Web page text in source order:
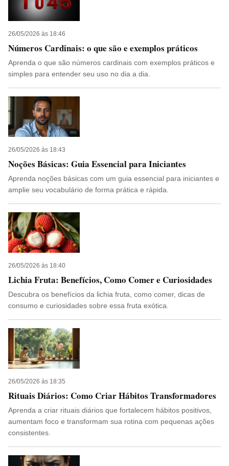
26/05/2026 às 18:46
Números Cardinais: o que são e exemplos práticos
Aprenda o que são números cardinais com exemplos práticos e
simples para entender seu uso no dia a dia.
26/05/2026 às 18:43
Noções Básicas: Guia Essencial para Iniciantes
Aprenda noções básicas com um guia essencial para iniciantes e
amplie seu vocabulário de forma prática e rápida.
26/05/2026 às 18:40
Lichia Fruta: Benefícios, Como Comer e Curiosidades
Descubra os benefícios da lichia fruta, como comer, dicas de
consumo e curiosidades sobre essa fruta exótica.
26/05/2026 às 18:35
Rituais Diários: Como Criar Hábitos Transformadores
Aprenda a criar rituais diários que fortalecem hábitos positivos,
aumentam foco e transformam sua rotina com pequenas ações
consistentes.